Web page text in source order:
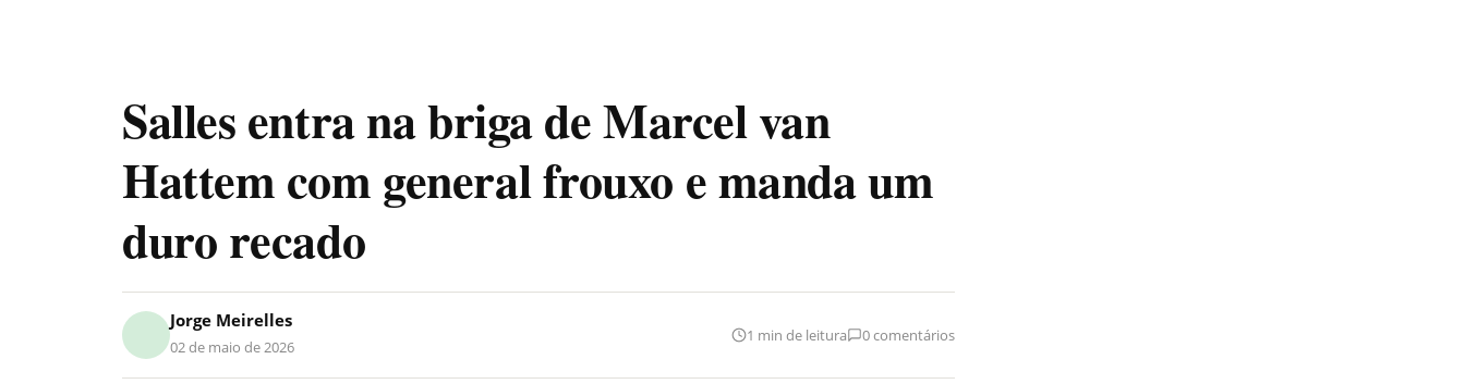
Salles entra na briga de Marcel van
Hattem com general frouxo e manda um
duro recado
Jorge Meirelles
02 de maio de 2026
1 min de leitura 0 comentários